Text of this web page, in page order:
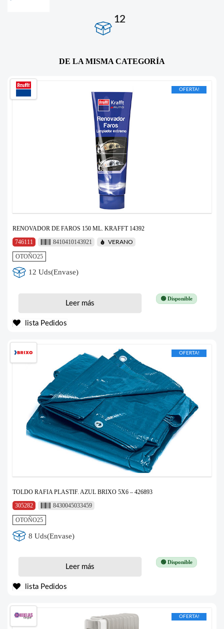
12
DE LA MISMA CATEGORÍA
OFERTA!
RENOVADOR DE FAROS 150 ML. KRAFFT 14392
746111
8410410143921 VERANO
OTOÑO25
12 Uds(Envase)
🟢 Disponible
Leer más
lista Pedidos
OFERTA!
TOLDO RAFIA PLASTIF. AZUL BRIXO 5X6 – 426893
305282
8430045033459
OTOÑO25
8 Uds(Envase)
🟢 Disponible
Leer más
lista Pedidos
OFERTA!